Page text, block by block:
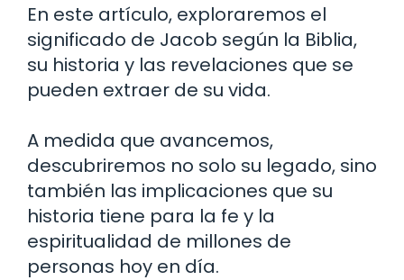
En este artículo, exploraremos el
significado de Jacob según la Biblia,
su historia y las revelaciones que se
pueden extraer de su vida.
A medida que avancemos,
descubriremos no solo su legado, sino
también las implicaciones que su
historia tiene para la fe y la
espiritualidad de millones de
personas hoy en día.